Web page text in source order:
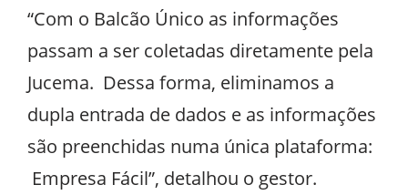
“Com o Balcão Único as informações
passam a ser coletadas diretamente pela
Jucema. Dessa forma, eliminamos a
dupla entrada de dados e as informações
são preenchidas numa única plataforma:
Empresa Fácil”, detalhou o gestor.